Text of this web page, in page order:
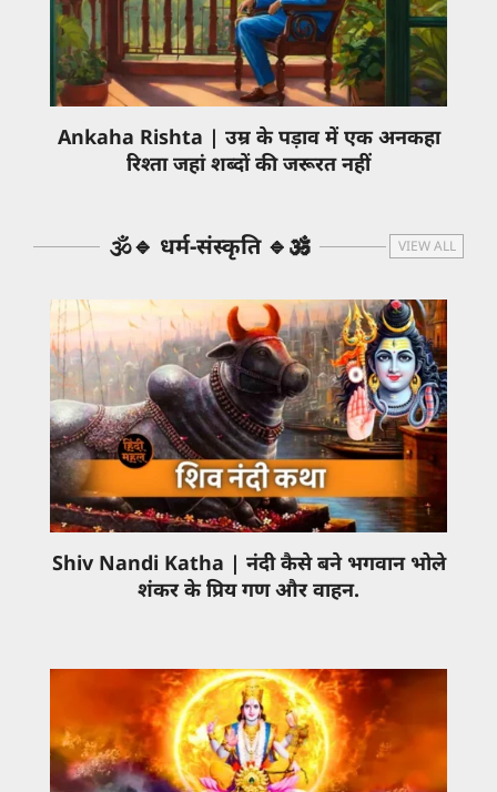
Ankaha Rishta | उम्र के पड़ाव में एक अनकहा
रिश्ता जहां शब्दों की जरूरत नहीं
🕉️🔹 धर्म-संस्कृति 🔹🕉️ VIEW ALL
Shiv Nandi Katha | नंदी कैसे बने भगवान भोले
शंकर के प्रिय गण और वाहन.